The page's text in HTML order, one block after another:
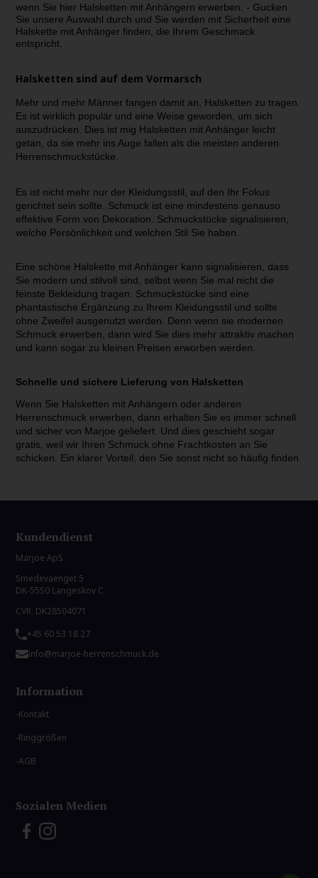
wenn Sie hier Halsketten mit Anhängern erwerben. - Gucken
Sie unsere Auswahl durch und Sie werden mit Sicherheit eine
Halskette mit Anhänger finden, die Ihrem Geschmack
entspricht.
Halsketten sind auf dem Vormarsch
Mehr und mehr Männer fangen damit an, Halsketten zu tragen.
Es ist wirklich populär und eine Weise geworden, um sich
auszudrücken. Dies ist mig Halsketten mit Anhänger leicht
getan, da sie mehr ins Auge fallen als die meisten anderen
Herrenschmuckstücke.
Es ist nicht mehr nur der Kleidungsstil, auf den Ihr Fokus
gerichtet sein sollte. Schmuck ist eine mindestens genauso
effektive Form von Dekoration. Schmuckstücke signalisieren,
welche Persönlichkeit und welchen Stil Sie haben.
Eine schöne Halskette mit Anhänger kann signalisieren, dass
Sie modern und stilvoll sind, selbst wenn Sie mal nicht die
feinste Bekleidung tragen. Schmuckstücke sind eine
phantastische Ergänzung zu Ihrem Kleidungsstil und sollte
ohne Zweifel ausgenutzt werden. Denn wenn sie modernen
Schmuck erwerben, dann wird Sie dies mehr attraktiv machen
und kann sogar zu kleinen Preisen erworben werden.
Schnelle und sichere Lieferung von Halsketten
Wenn Sie Halsketten mit Anhängern oder anderen
Herrenschmuck erwerben, dann erhalten Sie es immer schnell
und sicher von Marjoe geliefert. Und dies geschieht sogar
gratis, weil wir Ihren Schmuck ohne Frachtkosten an Sie
schicken. Ein klarer Vorteil, den Sie sonst nicht so häufig finden.
Kundendienst
Marjoe ApS
Smedevaenget 5
DK-5550 Langeskov C
CVR: DK28504071
+45 60 53 18 27
info@marjoe-herrenschmuck.de
Information
Kontakt
Ringgrößen
AGB
Sozialen Medien